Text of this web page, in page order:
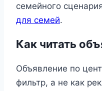
семейного
для семей.
Как читать
Объявление по
фильтр, а не как